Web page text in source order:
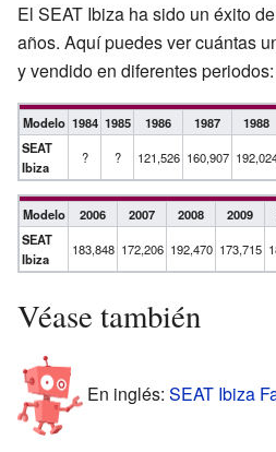
El SEAT Ibiza ha sido un éxito
años. Aquí puedes ver cuántas
y vendido en diferentes periodos:
Modelo 1984 1985 1986 1987 1988
SEAT
Ibiza
? ? 121,526 160,907
Modelo 2006 2007 2008 2009
SEAT
Ibiza
183,848 172,206 192,470 173,715
Véase también
En inglés: SEAT Ibiza